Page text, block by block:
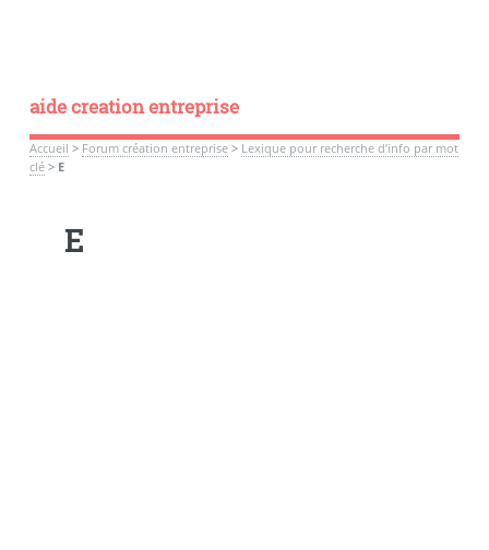
aide creation entreprise
Accueil > Forum création entreprise> Lexique pour recherche d’info par mot
clé> E
E